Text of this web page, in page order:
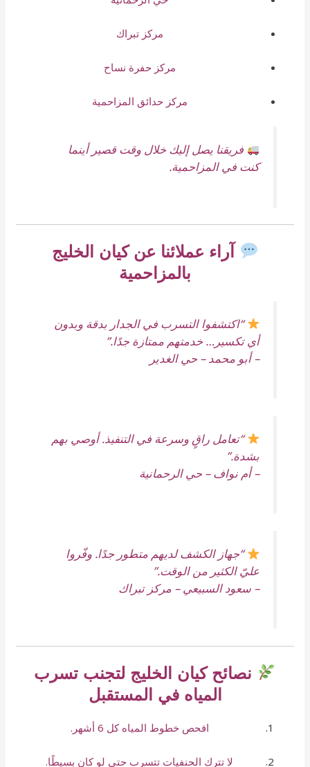
مركز تبراك
مركز حفرة نساح
مركز حدائق المزاحمية
فريقنا يصل إليك خلال وقت قصير أينما
كنت في المزاحمية.
آراء عملائنا عن كيان الخليج
بالمزاحمية
“اكتشفوا التسرب في الجدار بدقة وبدون
أي تكسير… خدمتهم ممتازة جدًا.”
–أبو محمد – حي الغدير
“تعامل راقٍ وسرعة في التنفيذ. أوصي بهم
بشدة.”
–أم نواف – حي الرحمانية
“جهاز الكشف لديهم متطور جدًا. وفّروا
عليّ الكثير من الوقت.”
– سعود السبيعي – مركز تبراك
نصائح كيان الخليج لتجنب تسرب
المياه في المستقبل
افحص خطوط المياه كل 6 أشهر.
لا تترك الحنفيات تتسرب حتى لو كان بسيطًا.